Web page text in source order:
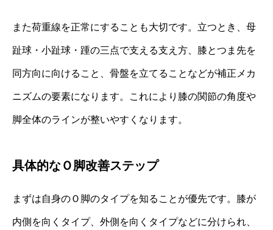
また荷重線を正常にすることも大切です。立つとき、母
趾球・小趾球・踵の三点で支える支え方、膝とつま先を
同方向に向けること、骨盤を立てることなどが補正メカ
ニズムの要素になります。これにより膝の関節の角度や
脚全体のラインが整いやすくなります。
具体的なＯ脚改善ステップ
まずは自身のＯ脚のタイプを知ることが優先です。膝が
内側を向くタイプ、外側を向くタイプなどに分けられ、